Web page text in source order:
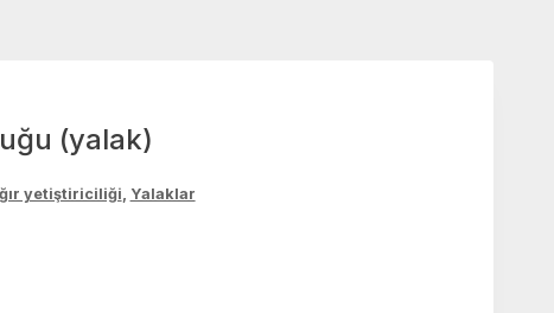
(yalak)
yetiştiriciliği, Yalaklar